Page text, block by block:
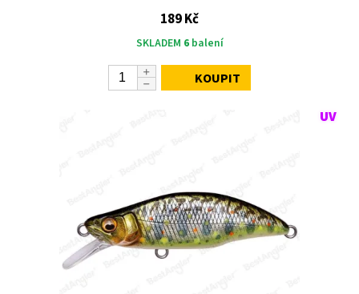
189 Kč
SKLADEM 6balení
KOUPIT